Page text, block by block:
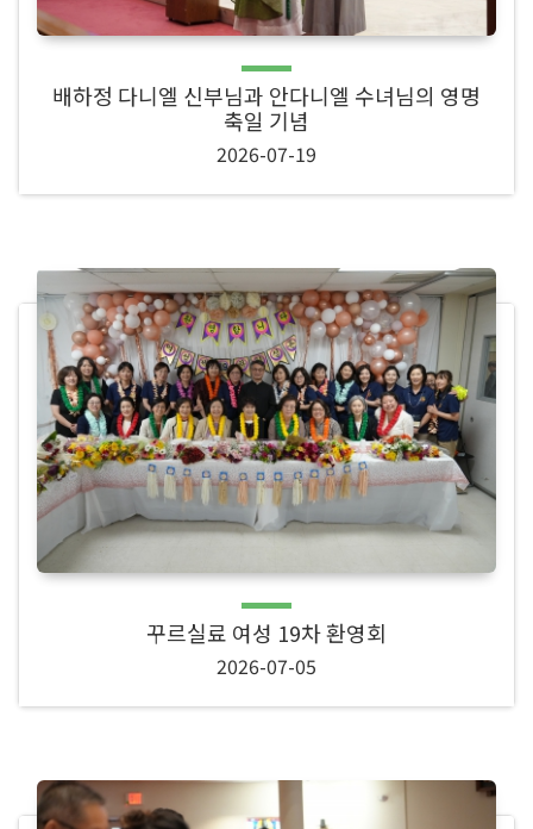
배하정 다니엘 신부님과 안다니엘 수녀님의 영명
축일 기념
2026-07-19
꾸르실료 여성 19차 환영회
2026-07-05